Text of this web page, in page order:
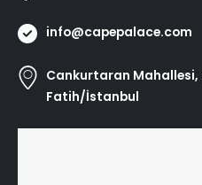
info@capepalace.com
Cankurtaran Mahallesi,
Fatih/İstanbul